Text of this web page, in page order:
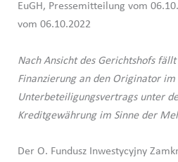
EuGH, Pressemitteilung vom
vom 06.10.2022
Nach Ansicht des Gerichtshofs
Finanzierung an den Originator im
Unterbeteiligungsvertrags unter
Kreditgewährung im Sinne der
Der O. Fundusz Inwestycyjny